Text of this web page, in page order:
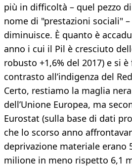
più in difficoltà – quel pezzo
nome di "prestazioni sociali"
diminuisce. È quanto è
anno i cui il Pil è cresciuto
robusto +1,6% del 2017) e si
contrasto all’indigenza del
Certo, restiamo la maglia
dell’Unione Europea, ma
Eurostat (sulla base di dati
che lo scorso anno
deprivazione materiale erano
milione in meno rispetto 6,1